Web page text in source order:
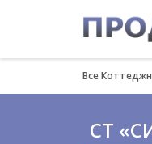
Все
СТ